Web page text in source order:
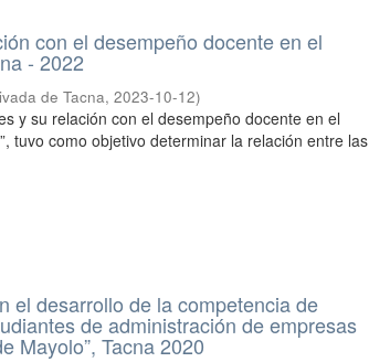
con el desempeño docente en el
- 2022
de Tacna,2023-10-12)
y su relación con el desempeño docente en el
tuvo como objetivo determinar la relación entre las
el desarrollo de la competencia de
de administración de empresas
Mayolo”, Tacna 2020